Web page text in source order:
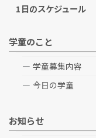
1日のスケジュール
学童のこと
学童募集内容
今日の学童
お知らせ